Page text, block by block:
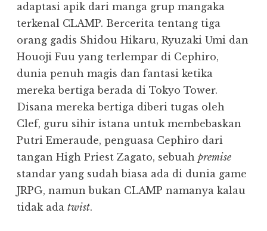
adaptasi apik dari manga grup mangaka
terkenal CLAMP. Bercerita tentang tiga
orang gadis Shidou Hikaru, Ryuzaki Umi dan
Houoji Fuu yang terlempar di Cephiro,
dunia penuh magis dan fantasi ketika
mereka bertiga berada di Tokyo Tower.
Disana mereka bertiga diberi tugas oleh
Clef, guru sihir istana untuk membebaskan
Putri Emeraude, penguasa Cephiro dari
tangan High Priest Zagato, sebuah premise
standar yang sudah biasa ada di dunia game
JRPG, namun bukan CLAMP namanya kalau
tidak ada twist.